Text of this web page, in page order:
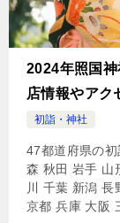
2024年照国
店情報やアク
初詣・神社
47都道府県の
森 秋田 岩手 山
川 千葉 新潟
京都 兵庫 大阪